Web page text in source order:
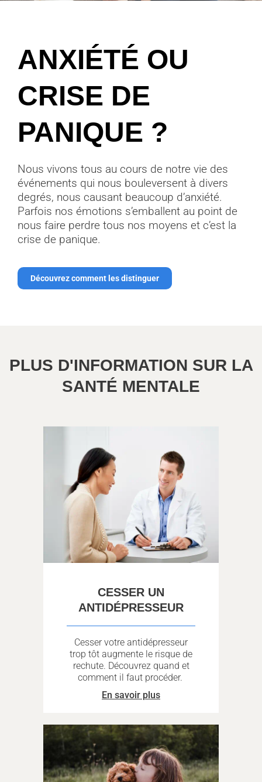
ANXIÉTÉ OU
CRISE DE
PANIQUE ?
Nous vivons tous au cours de notre vie des
événements qui nous bouleversent à divers
degrés, nous causant beaucoup d’anxiété.
Parfois nos émotions s’emballent au point de
nous faire perdre tous nos moyens et c’est la
crise de panique.
Découvrez comment les distinguer
PLUS D'INFORMATION SUR LA
SANTÉ MENTALE
CESSER UN
ANTIDÉPRESSEUR
Cesser votre antidépresseur
trop tôt augmente le risque de
rechute. Découvrez quand et
comment il faut procéder.
En savoir plus